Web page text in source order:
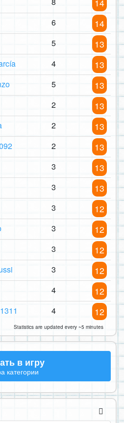
14
6 14
5 13
4 13
5 13
2 13
2 13
2 13
3 13
3 13
3 12
3 12
3 12
3 12
4 12
4 12
Statistics are updated every ~5 minutes
в игру
категории